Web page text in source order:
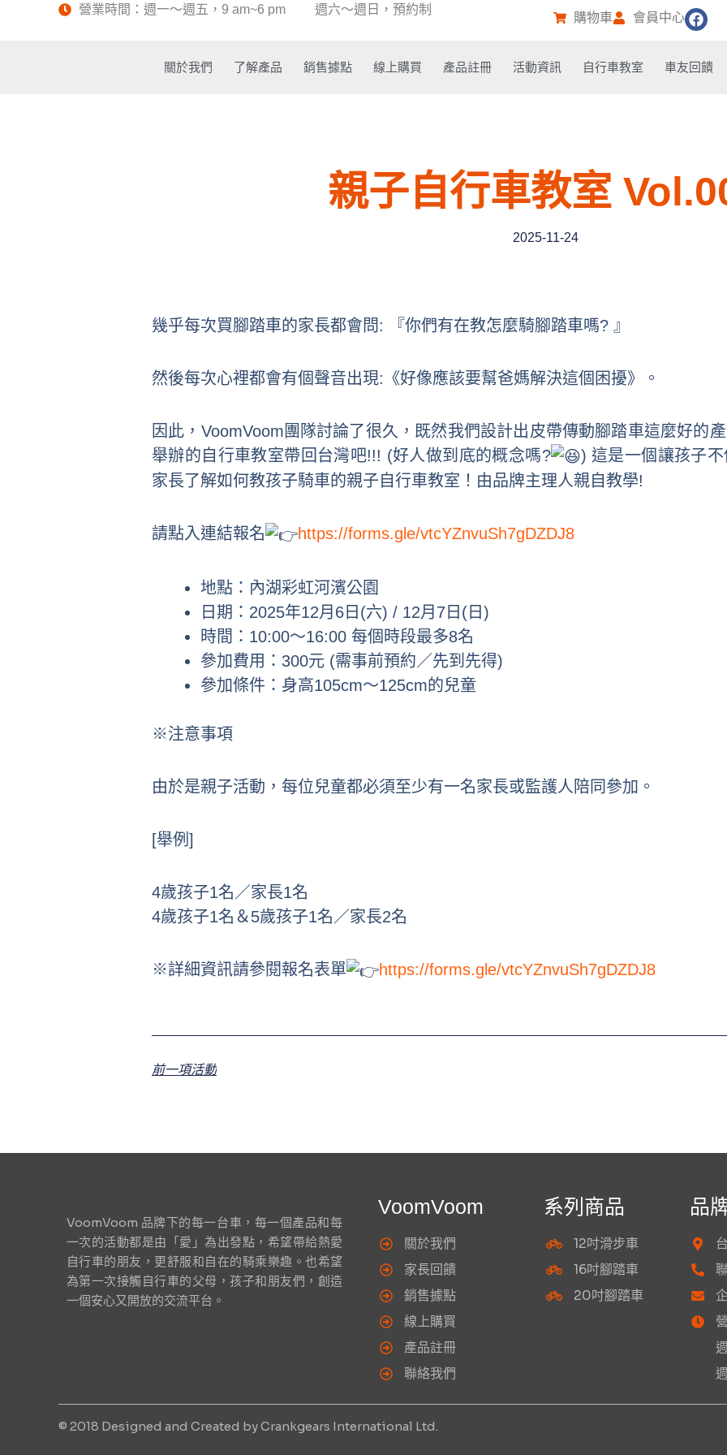
營業時間：週一～週五，9 am~6 pm 週六～週日，預約制
購物車 會員中心
F
a
e
b
關於我們 了解產品 銷售據點 線上購買 產品註冊 活動資訊 自行車教室 車友回饋
親子自行車教室
2025-11-24
幾乎每次買腳踏車的家長都會問: 『你們有在教怎麼騎腳踏車嗎? 』
然後每次心裡都會有個聲音出現:《好像應該要幫爸媽解決這個困擾》。
因此，VoomVoom團隊討論了很久，既然我們設計出皮帶傳動腳踏車這麼好的
舉辦的自行車教室帶回台灣吧!!! (好人做到底的概念嗎?
) 這是一個讓孩子
家長了解如何教孩子騎車的親子自行車教室！由品牌主理人親自教學!
請點入連結報名 https://forms.gle/vtcYZnvuSh7gDZDJ8
地點：內湖彩虹河濱公園
日期：2025年12月6日(六) / 12月7日(日)
時間：10:00～16:00 每個時段最多8名
參加費用：300元 (需事前預約／先到先得)
參加條件：身高105cm～125cm的兒童
※注意事項
由於是親子活動，每位兒童都必須至少有一名家長或監護人陪同參加。
[舉例]
4歲孩子1名／家長1名
4歲孩子1名＆5歲孩子1名／家長2名
※詳細資訊請參閱報名表單 https://forms.gle/vtcYZnvuSh7gDZDJ8
前一項活動
VoomVoom 品牌下的每一台車，每一個產品和每
一次的活動都是由「愛」為出發點，希望帶給熱愛
自行車的朋友，更舒服和自在的騎乘樂趣。也希望
為第一次接觸自行車的父母，孩子和朋友們，創造
一個安心又開放的交流平台。
VoomVoom
關於我們
家長回饋
銷售據點
線上購買
產品註冊
聯絡我們
系列商品
12吋滑步車
16吋腳踏車
20吋腳踏車
品
週
週
© ​2018 Designed and Created by Crankgears International Ltd.